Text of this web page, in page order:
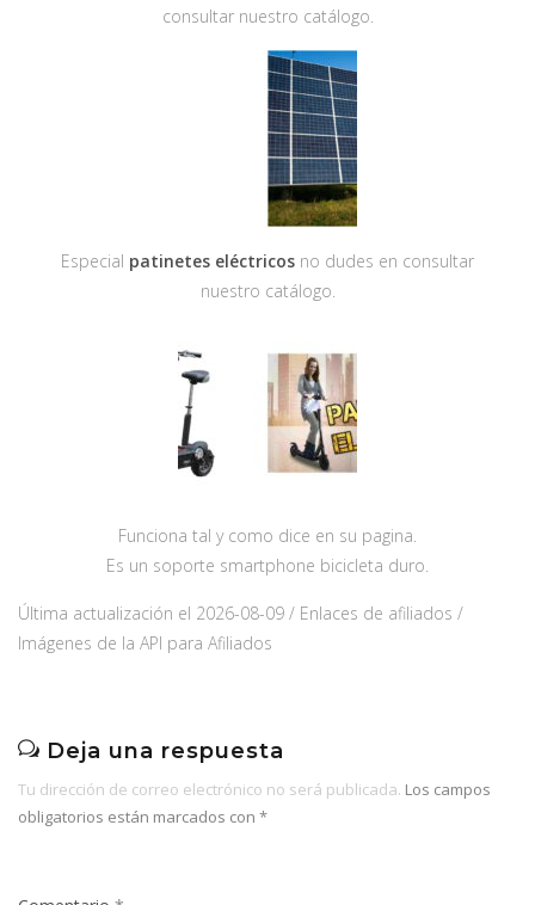
consultar nuestro catálogo.
Especial patinetes eléctricos no dudes en consultar
nuestro catálogo.
Funciona tal y como dice en su pagina.
Es un soporte smartphone bicicleta duro.
Última actualización el 2026-08-09 / Enlaces de afiliados /
Imágenes de la API para Afiliados
Deja una respuesta
Tu dirección de correo electrónico no será publicada. Los campos
obligatorios están marcados con *